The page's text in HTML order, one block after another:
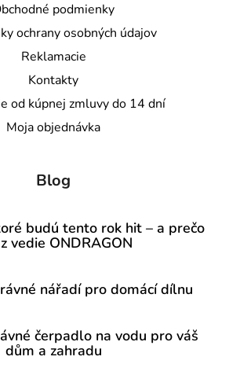
podmienky
ochrany osobných údajov
Reklamacie
Kontakty
od kúpnej zmluvy do 14 dní
Moja objednávka
Blog
budú tento rok hit – a prečo
vedie ONDRAGON
nářadí pro domácí dílnu
čerpadlo na vodu pro váš
dům a zahradu